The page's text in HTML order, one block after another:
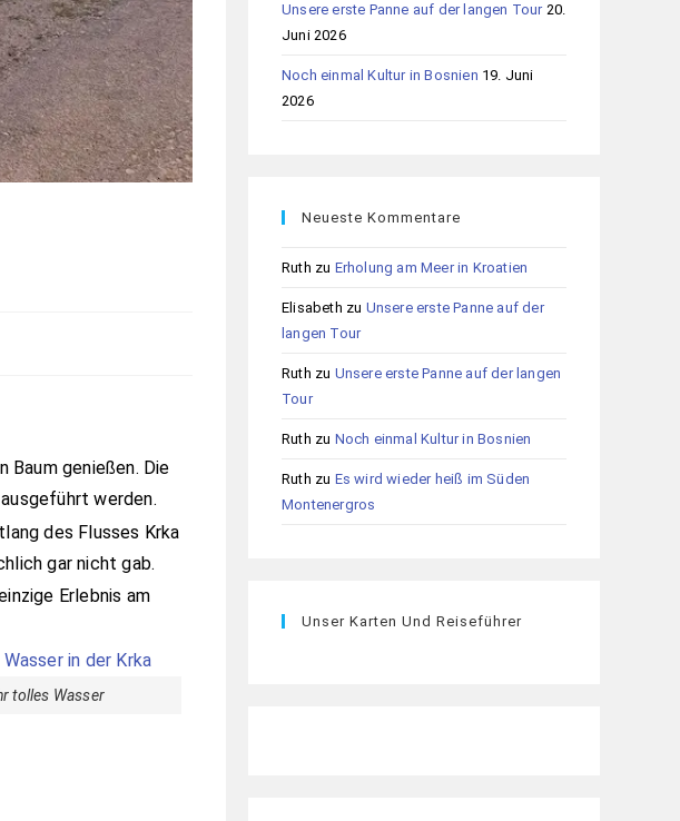
genießen. Die
werden.
des Flusses Krka
gar nicht gab.
Erlebnis am
tolles Wasser
Unsere erste Panne auf der langen Tour 20.
Juni 2026
Noch einmal Kultur in Bosnien 19. Juni
2026
Neueste Kommentare
Ruth zu Erholung am Meer in Kroatien
Elisabeth zu Unsere erste Panne auf der
langen Tour
Ruth zu Unsere erste Panne auf der langen
Tour
Ruth zu Noch einmal Kultur in Bosnien
Ruth zu Es wird wieder heiß im Süden
Montenergros
Unser Karten Und Reiseführer